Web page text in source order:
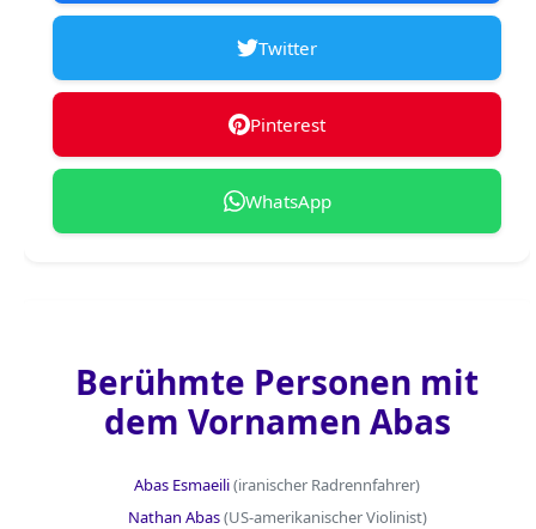
Twitter
Pinterest
WhatsApp
Berühmte Personen mit
dem Vornamen Abas
Abas Esmaeili(iranischer Radrennfahrer)
Nathan Abas(US-amerikanischer Violinist)